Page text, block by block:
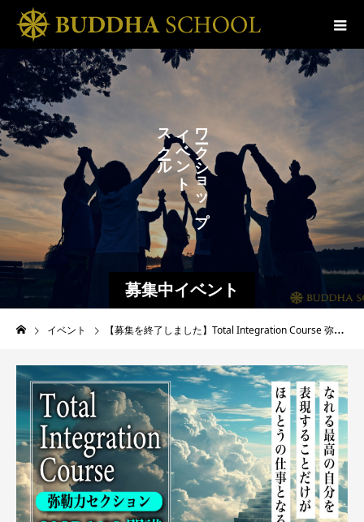
募集中イベント
ワ
ク
シ
ョ
ッ
プ
イ
ベ
ン
ト
ス
ク
ル
の
イベント 【募集を終了しました】Total Integration Course 弥勒力セクション ２０２５年１１月８日開講＜オンライン＞